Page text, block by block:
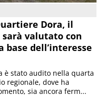
Dora, il
valutato con
base dell’interesse
è stato audito nella quarta
regionale, dove ha
sia ancora ferm...